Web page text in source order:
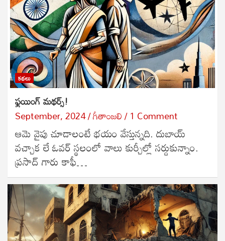
కథలు
ఫ్లయింగ్ మథర్స్!
September, 2024 గీతాంజలి 1 Comment
ఆమె వైపు చూడాలంటే భయం వేస్తున్నది. దుబాయ్‌
వచ్చాక లే ఓవర్ స్థలంలో వాలు కుర్చీల్లో సర్దుకున్నాం.
ప్రసాద్‌ గారు కాఫీ…